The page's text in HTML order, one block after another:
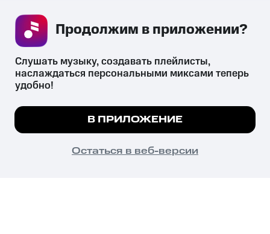
СКАЧАТЬ ПРИЛОЖЕНИЕ
психотропных веществ, их аналогов причиняет вред здоровью,
их незаконный оборот запрещён и влечёт установленную
законодательством ответственность.
© 2026 ООО «КИОН».
Все права защищены
Мы используем куки, чтобы на сайте все
Подробнее
ПОНЯТНО
Слушать музыку, создавать плейлисты,
наслаждаться персональными миксами теперь
удобно!
В ПРИЛОЖЕНИЕ
Остаться в веб-версии